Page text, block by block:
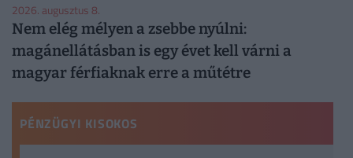
2026. augusztus 8.
Nem elég mélyen a zsebbe nyúlni:
magánellátásban is egy évet kell várni a
magyar férfiaknak erre a műtétre
PÉNZÜGYI KISOKOS